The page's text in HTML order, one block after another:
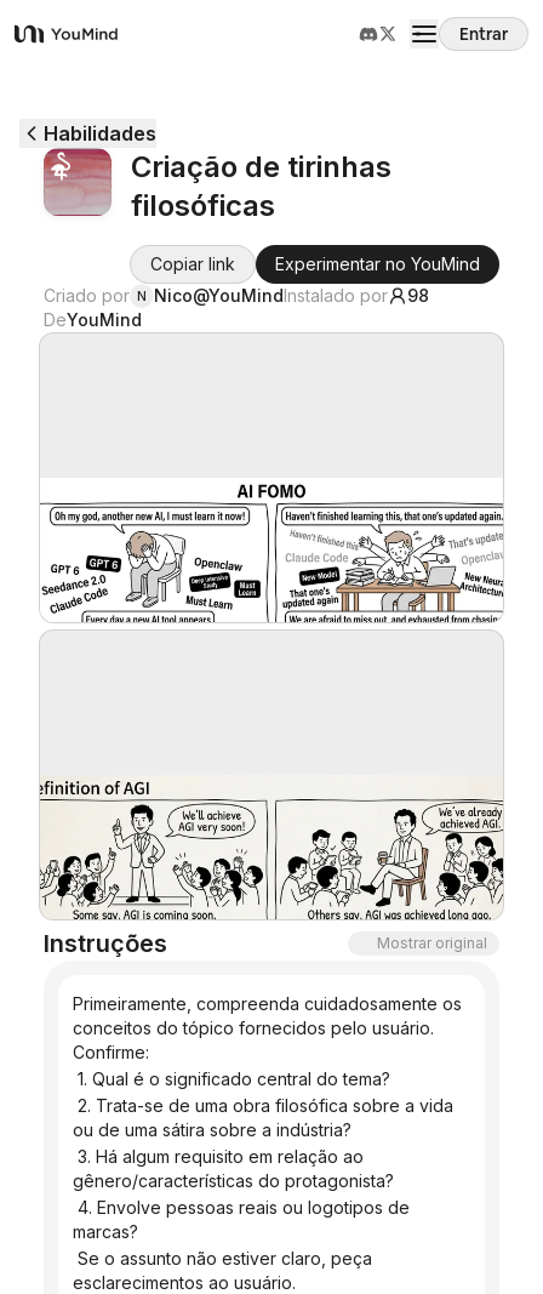
YouMind
Entrar
Casos de Uso
Habilidades
Prompts
Baixar
Blog
Habilidades
Criação de tirinhas
filosóficas
Copiar link
Experimentar no YouMind
Criado por N Nico@YouMindInstalado por
98
DeYouMind
Instruções Mostrar original
Primeiramente, compreenda cuidadosamente os
conceitos do tópico fornecidos pelo usuário.
Confirme:
1. Qual é o significado central do tema?
ou de uma sátira sobre a indústria?
gênero/características do protagonista?
marcas?
esclarecimentos ao usuário.